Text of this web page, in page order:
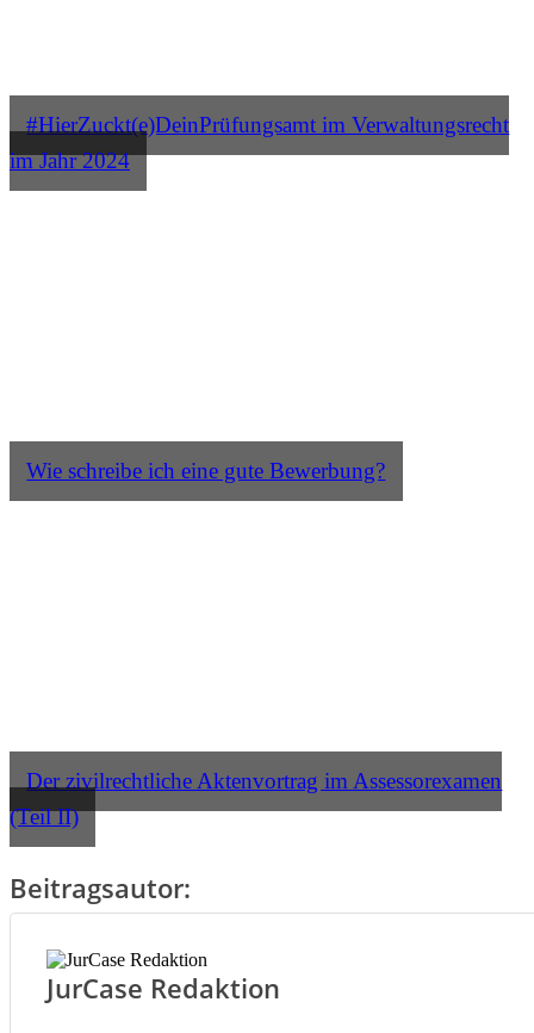
#HierZuckt(e)DeinPrüfungsamt im Verwaltungsrecht
im Jahr 2024
Wie schreibe ich eine gute Bewerbung?
Der zivilrechtliche Aktenvortrag im Assessorexamen
(Teil II)
Beitragsautor:
JurCase Redaktion